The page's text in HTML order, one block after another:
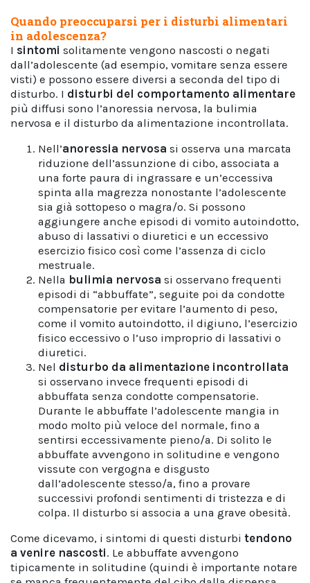
Quando preoccuparsi per i disturbi alimentari
in adolescenza?
I sintomi solitamente vengono nascosti o negati
dall’adolescente (ad esempio, vomitare senza essere
visti) e possono essere diversi a seconda del tipo di
disturbo. I disturbi del comportamento alimentare
più diffusi sono l’anoressia nervosa, la bulimia
nervosa e il disturbo da alimentazione incontrollata.
Nell’anoressia nervosa si osserva una marcata
riduzione dell’assunzione di cibo, associata a
una forte paura di ingrassare e un’eccessiva
spinta alla magrezza nonostante l’adolescente
sia già sottopeso o magra/o. Si possono
aggiungere anche episodi di vomito autoindotto,
abuso di lassativi o diuretici e un eccessivo
esercizio fisico così come l’assenza di ciclo
mestruale.
Nella bulimia nervosa si osservano frequenti
episodi di “abbuffate”, seguite poi da condotte
compensatorie per evitare l’aumento di peso,
come il vomito autoindotto, il digiuno, l’esercizio
fisico eccessivo o l’uso improprio di lassativi o
diuretici.
Nel disturbo da alimentazione incontrollata
si osservano invece frequenti episodi di
abbuffata senza condotte compensatorie.
Durante le abbuffate l’adolescente mangia in
modo molto più veloce del normale, fino a
sentirsi eccessivamente pieno/a. Di solito le
abbuffate avvengono in solitudine e vengono
vissute con vergogna e disgusto
dall’adolescente stesso/a, fino a provare
successivi profondi sentimenti di tristezza e di
colpa. Il disturbo si associa a una grave obesità.
Come dicevamo, i sintomi di questi disturbi tendono
a venire nascosti. Le abbuffate avvengono
tipicamente in solitudine (quindi è importante notare